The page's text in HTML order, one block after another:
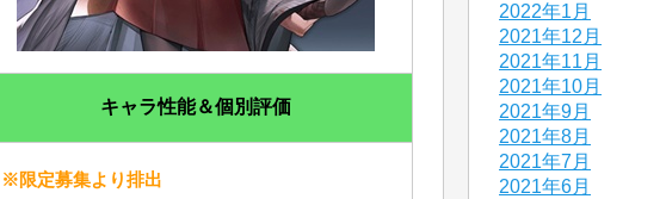
キャラ性能＆個別評価
※限定募集より排出
2022年1月
2021年12月
2021年11月
2021年10月
2021年9月
2021年8月
2021年7月
2021年6月